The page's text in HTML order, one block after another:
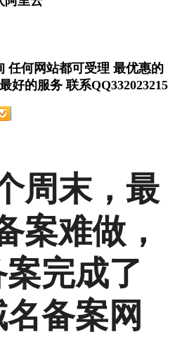
周末，最
案难做，
完成了
备案网